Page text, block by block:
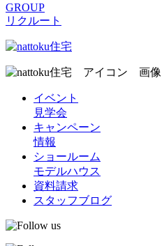
GROUP
リクルート
イベント
見学会
キャンペーン
情報
ショールーム
モデルハウス
資料請求
スタッフブログ